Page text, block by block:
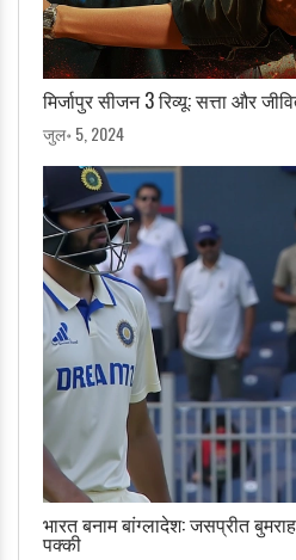
मिर्जापुर सीजन 3 रिव्यू: सत्ता और
जुल॰ 5, 2024
भारत बनाम बांग्लादेश: जसप्रीत
पक्की